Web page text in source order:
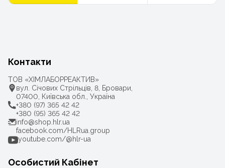
Контакти
ТОВ «ХІМЛАБОРРЕАКТИВ»
вул. Січових Стрільців, 8, Бровари,
07400, Київська обл., Україна
+380 (97) 365 42 42
+380 (95) 365 42 42
info@shop.hlr.ua
facebook.com/HLRua.group
youtube.com/@hlr-ua
Особистий Кабінет